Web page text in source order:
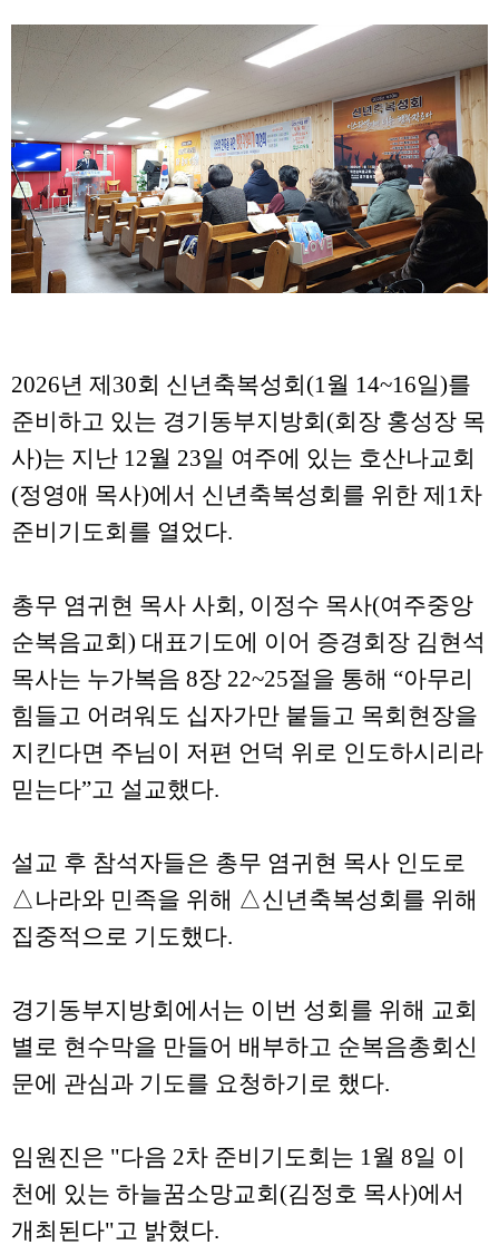
2026년 제30회 신년축복성회(1월 14~16일)를
준비하고 있는 경기동부지방회(회장 홍성장 목
사)는 지난 12월 23일 여주에 있는 호산나교회
(정영애 목사)에서 신년축복성회를 위한 제1차
준비기도회를 열었다.
총무 염귀현 목사 사회, 이정수 목사(여주중앙
순복음교회) 대표기도에 이어 증경회장 김현석
목사는 누가복음 8장 22~25절을 통해 “아무리
힘들고 어려워도 십자가만 붙들고 목회현장을
지킨다면 주님이 저편 언덕 위로 인도하시리라
믿는다”고 설교했다.
설교 후 참석자들은 총무 염귀현 목사 인도로
△나라와 민족을 위해 △신년축복성회를 위해
집중적으로 기도했다.
경기동부지방회에서는 이번 성회를 위해 교회
별로 현수막을 만들어 배부하고 순복음총회신
문에 관심과 기도를 요청하기로 했다.
임원진은 "다음 2차 준비기도회는 1월 8일 이
천에 있는 하늘꿈소망교회(김정호 목사)에서
개최된다"고 밝혔다.